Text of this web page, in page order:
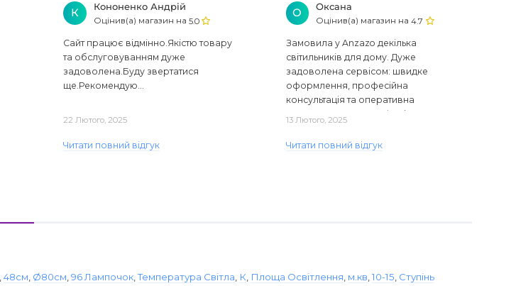
К
Кононенко Андрій
Оцінив(а) магазин на 5.0
Сайт працює відмінно.Якістю товару
та обслуговуванням дуже
задоволена.Буду звертатися
ще.Рекомендую...
22 Лютого, 2025
Читати повний відгук
О
Оксана
Оцінив(а) магазин на4.7
Замовила у Anzazo декілька
світильників для дому. Дуже
задоволена сервісом: швидке
оформлення, професійна
консультація та оперативна
доставка. Один з плафонів, на жаль,
13 Лютого, 2025
Читати повний відгук
,48см Ø80см ,96 Лампочок ,Температура Світла К Площа Освітлення м.кв ,10-15 Ступінь